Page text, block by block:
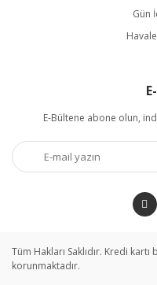
Gün
E-Bültene abone olun,
Tüm Hakları Saklıdır. Kredi
korunmaktadır.